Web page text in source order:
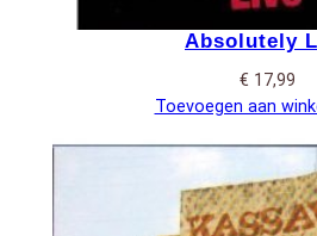
Absolutely
€ 17,99
Toevoegen aan